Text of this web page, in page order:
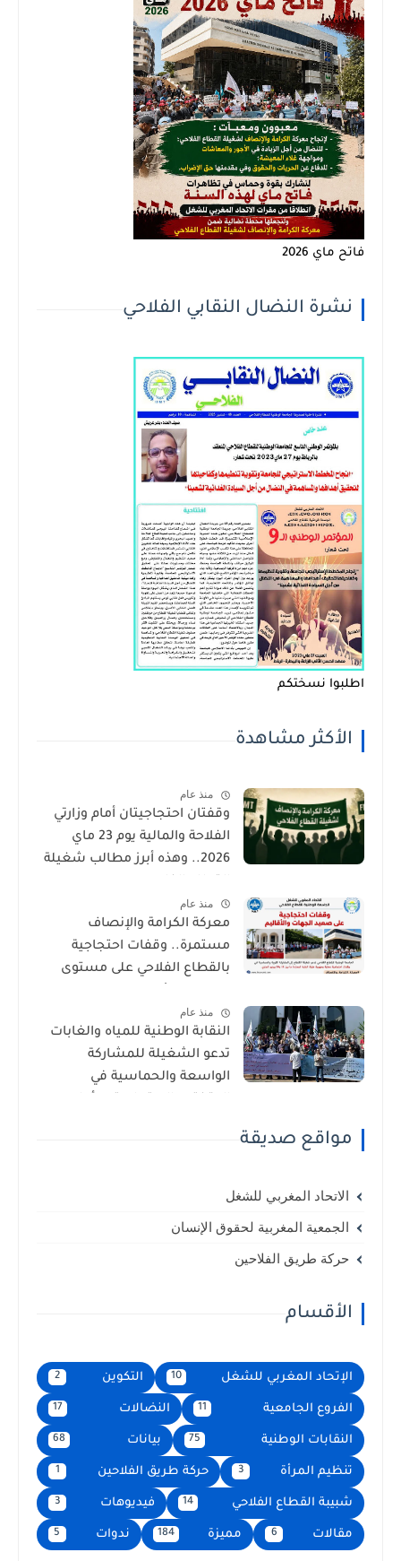
فاتح ماي 2026
نشرة النضال النقابي الفلاحي
اطلبوا نسختكم
الأكثر مشاهدة
منذ عام
وقفتان احتجاجيتان أمام وزارتي
الفلاحة والمالية يوم 23 ماي
2026.. وهذه أبرز مطالب شغيلة
منذ عام
معركة الكرامة والإنصاف
مستمرة.. وقفات احتجاجية
بالقطاع الفلاحي على مستوى
منذ عام
النقابة الوطنية للمياه والغابات
تدعو الشغيلة للمشاركة
الواسعة والحماسية في
مواقع صديقة
الاتحاد المغربي للشغل
الجمعية المغربية لحقوق الإنسان
حركة طريق الفلاحين
الأقسام
الإتحاد المغربي للشغل 10 التكوين 2
الفروع الجامعية 11 النضالات 17
النقابات الوطنية 75 بيانات 68
تنظيم المرأة 3 حركة طريق الفلاحين 1
شبيبة القطاع الفلاحي 14 فيديوهات 3
مقالات 6 مميزة 184 ندوات 5